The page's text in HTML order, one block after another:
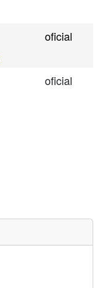
oficial
oficial